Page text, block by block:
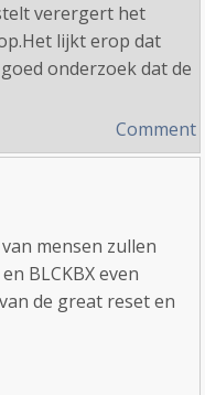
verergert het
lijkt erop dat
onderzoek dat de
Comment
mensen zullen
BLCKBX even
de great reset en